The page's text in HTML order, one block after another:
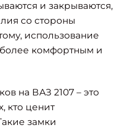
и закрываются,
со стороны
использование
комфортным и
на ВАЗ 2107 – это
кто ценит
замки